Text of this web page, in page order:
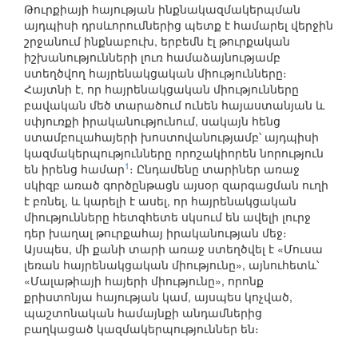
Թուրքիայի հայության ինքնակազմակերպման
այդպիսի դրսևորումներից պետք է համարել վերջին
շրջանում ինքնաբուխ, երբեմն էլ թուրքական
իշխանությունների լուռ համաձայնությամբ
ստեղծվող հայրենակցական միությունները։
Հայտնի է, որ հայրենակցական միությունները
բավական մեծ տարածում ունեն հայաստանյան և
սփյուռքի իրականությունում, սակայն հենց
ստամբուլահայերի խոստովանությամբ՝ այդպիսի
կազմակերպությունները որոշակիորեն նորություն
են իրենց համար1 ։ Ընդամենը տարիներ առաջ
սկիզբ առած գործընթացն այսօր զարգացման ուղի
է բռնել, և կարելի է ասել, որ հայրենակցական
միությունները հետզհետե սկսում են ավելի լուրջ
դեր խաղալ թուրքահայ իրականության մեջ։
Այսպես, մի քանի տարի առաջ ստեղծվել է «Մուսա
լեռան հայրենակցական միությունը», այնուհետև՝
«Մալաթիայի հայերի միությունը», որոնք
քրիստոնյա հայության կամ, այսպես կոչված,
պաշտոնական համայնքի անդամներից
բաղկացած կազմակերպություններ են։